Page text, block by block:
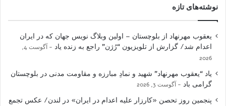
نوشته‌های تازه
یعقوب مهرنهاد از بلوچستان – اولین وبلاگ نویس جهان که در ایران
اعدام شد/ گزارش از تلویزیون “رُژن” راجع به زنده یاد
آگوست 4,
2026
یاد “یعقوب مهرنهاد” شهید و نمادِ مبارزه و مقاومت مدنی در بلوچستان
گرامی باد
آگوست 3, 2026
پنجمین روز تحصن «کارزار علیه اعدام در ایران» در لندن/ عکس تجمع